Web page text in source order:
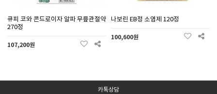
큐피 코와 콘드로이자 알파 무릎관절약
270정
107,200원
나보린 EB정 소염제 120정
100,600원
카톡상담